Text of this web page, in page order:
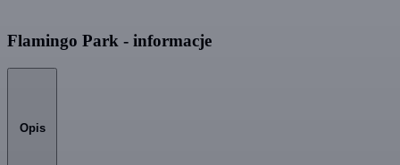
Flamingo Park - informacje
Opis